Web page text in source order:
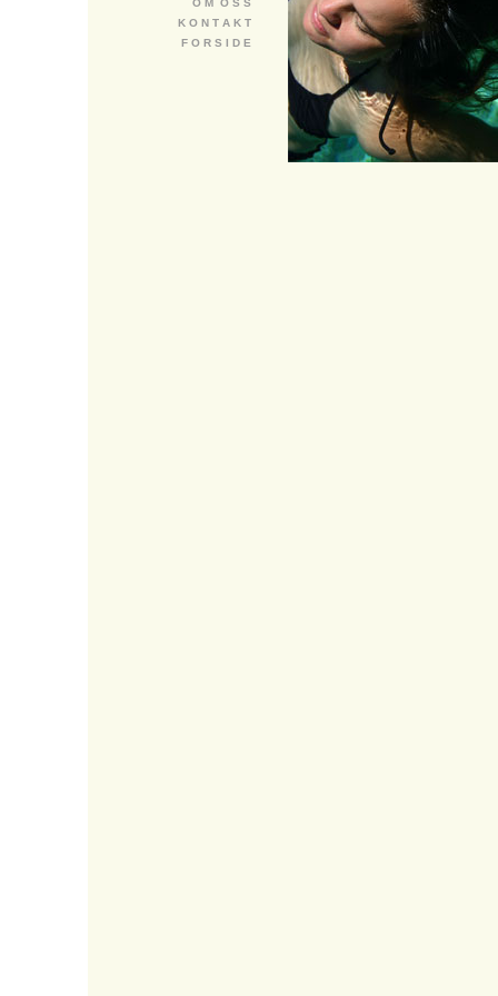
O M O S S
K O N T A K T
F O R S I D E